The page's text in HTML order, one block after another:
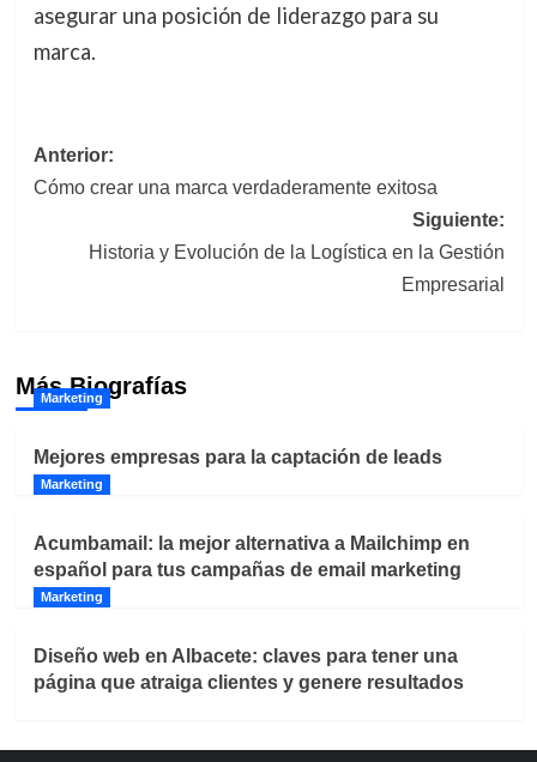
asegurar una posición de liderazgo para su
marca.
Navegación
de
entradas
Anterior:
Cómo crear una marca verdaderamente exitosa
Siguiente:
Historia y Evolución de la Logística en la Gestión
Empresarial
Más Biografías
Marketing
Mejores empresas para la captación de leads
Marketing
Acumbamail: la mejor alternativa a Mailchimp en
español para tus campañas de email marketing
Marketing
Diseño web en Albacete: claves para tener una
página que atraiga clientes y genere resultados